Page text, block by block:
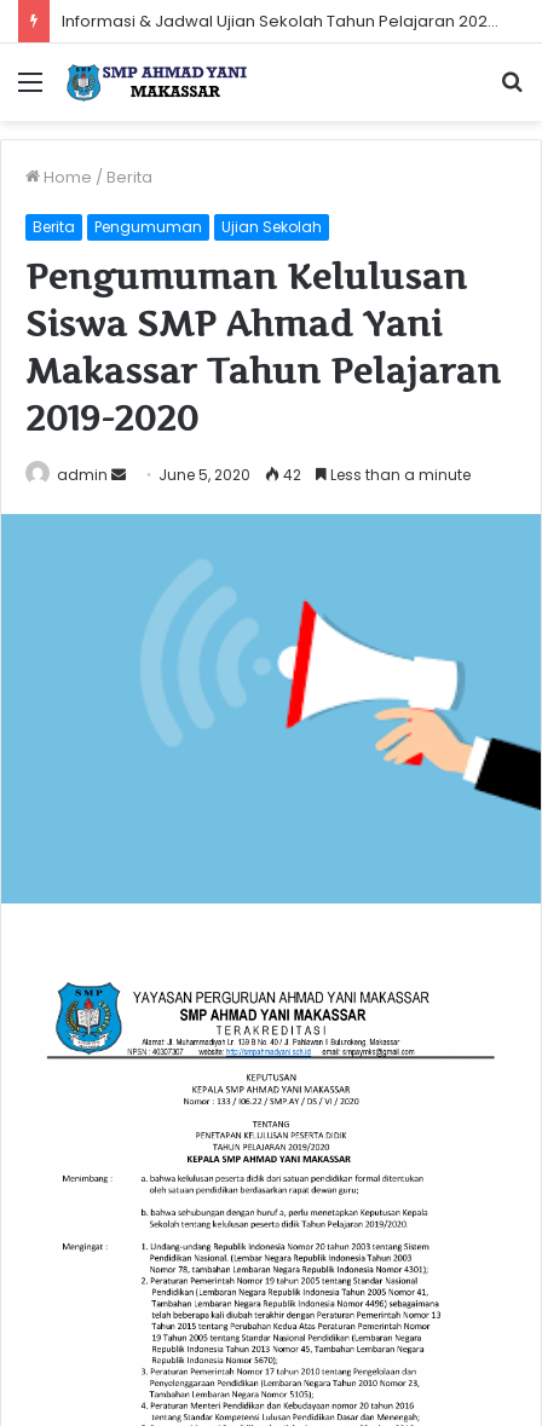
Informasi & Jadwal Ujian Sekolah Tahun Pelajaran 2023-2024
Menu
Home / Berita
Berita Pengumuman Ujian Sekolah
Pengumuman Kelulusan
Siswa SMP Ahmad Yani
Makassar Tahun Pelajaran
2019-2020
admin
SendJune 5, 2020 42 Less than a minute